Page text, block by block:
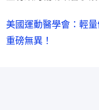
美國運動醫學會：輕
重磅無異！